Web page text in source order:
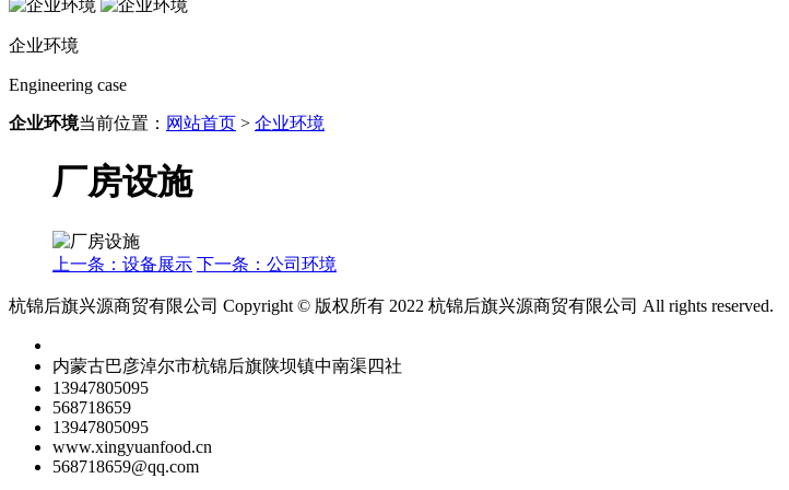
企业环境
Engineering case
企业环境当前位置： 网站首页 > 企业环境
厂房设施
上一条：设备展示 下一条：公司环境
杭锦后旗兴源商贸有限公司 Copyright © 版权所有 2022 杭锦后旗兴源商贸有限公司 All rights reserved.
内蒙古巴彦淖尔市杭锦后旗陕坝镇中南渠四社
13947805095
568718659
13947805095
www.xingyuanfood.cn
568718659@qq.com